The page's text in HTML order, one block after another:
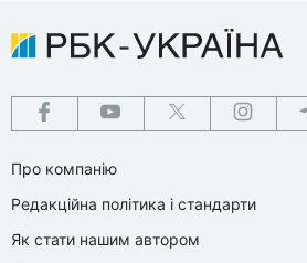
Про компанію
Редакційна політика і стандарти
Як стати нашим автором